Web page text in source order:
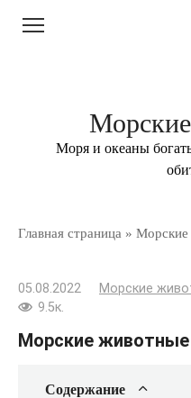
Моря и океаны
Главная страница » Морские
05.08.2022 Морские
9.5к.
Морские животные
Содержание